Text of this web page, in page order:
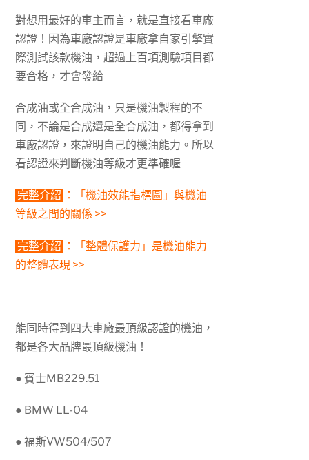
對想用最好的車主而言，就是直接看車廠
認證！因為車廠認證是車廠拿自家引擎實
際測試該款機油，超過上百項測驗項目都
要合格，才會發給
合成油或全合成油，只是機油製程的不
同，不論是合成還是全合成油，都得拿到
車廠認證，來證明自己的機油能力。所以
看認證來判斷機油等級才更準確喔
完整介紹 ：
「機油效能指標圖」與機油
等級之間的關係 >>
完整介紹 ：
「整體保護力」是機油能力
的整體表現 >>
能同時得到四大車廠最頂級認證的機油，
都是各大品牌最頂級機油！
● 賓士MB229.51
● BMW LL-04
● 福斯VW504/507